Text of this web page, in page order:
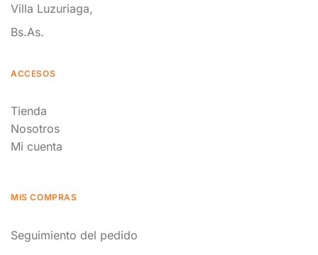
Villa Luzuriaga,
Bs.As.
ACCESOS
Tienda
Nosotros
Mi cuenta
MIS COMPRAS
Seguimiento del pedido